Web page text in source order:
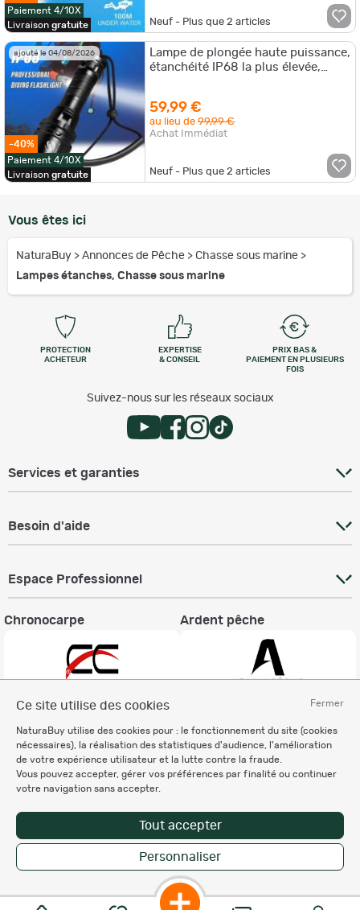
Fermer
Ce site utilise des cookies
NaturaBuy utilise des cookies pour : le fonctionnement du site (cookies
nécessaires), la réalisation des statistiques d'audience, l'amélioration
de votre expérience utilisateur et la lutte contre la fraude.
Vous pouvez accepter, gérer vos préférences par finalité ou continuer
votre navigation sans accepter.
Tout accepter
Personnaliser
Paiement 4/10X
Livraison gratuite Neuf - Plus que2 articles
ajouté le 04/08/2026
-40%
Paiement 4/10X
Livraison gratuite
Lampe de plongée haute puissance,
étanchéité IP68 la plus élevée,
59,99 €
au lieu de99,99 €
Achat Immédiat
Neuf - Plus que2 articles
Enregistrer la recherche
Vous êtes ici
NaturaBuy > Annonces de Pêche > Chasse sous marine >
Lampes étanches, Chasse sous marine
PROTECTION
ACHETEUR
EXPERTISE
& CONSEIL
PRIX BAS &
PAIEMENT EN PLUSIEURS
FOIS
Suivez-nous sur les réseaux sociaux
Services et garanties
Besoin d'aide
Espace Professionnel
Chronocarpe Ardent pêche
Informations légales
Charte éthique
Mentions légales
Règlement & Conditions d'utilisation
des données personnelles
Personnalisation des cookies
Copyright © 2007-2026 NaturaBuy. Tous droits réservés. N°CNIL: 1239459.
Les marques commerciales mentionnées appartiennent à leurs propriétaires
respectifs in 0.088 s